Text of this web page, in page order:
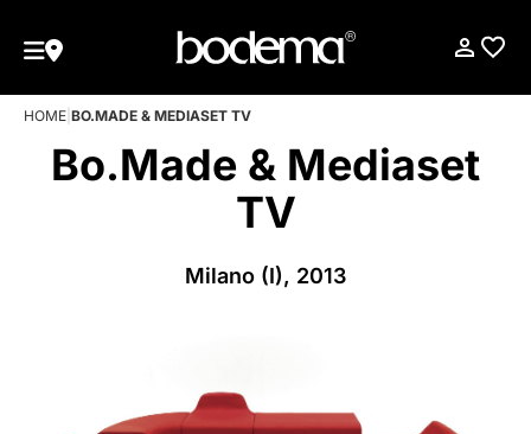
HOME BO.MADE & MEDIASET TV
Bo.Made & Mediaset
TV
Milano (I), 2013